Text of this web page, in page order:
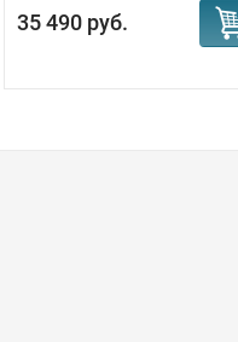
35 490 руб.